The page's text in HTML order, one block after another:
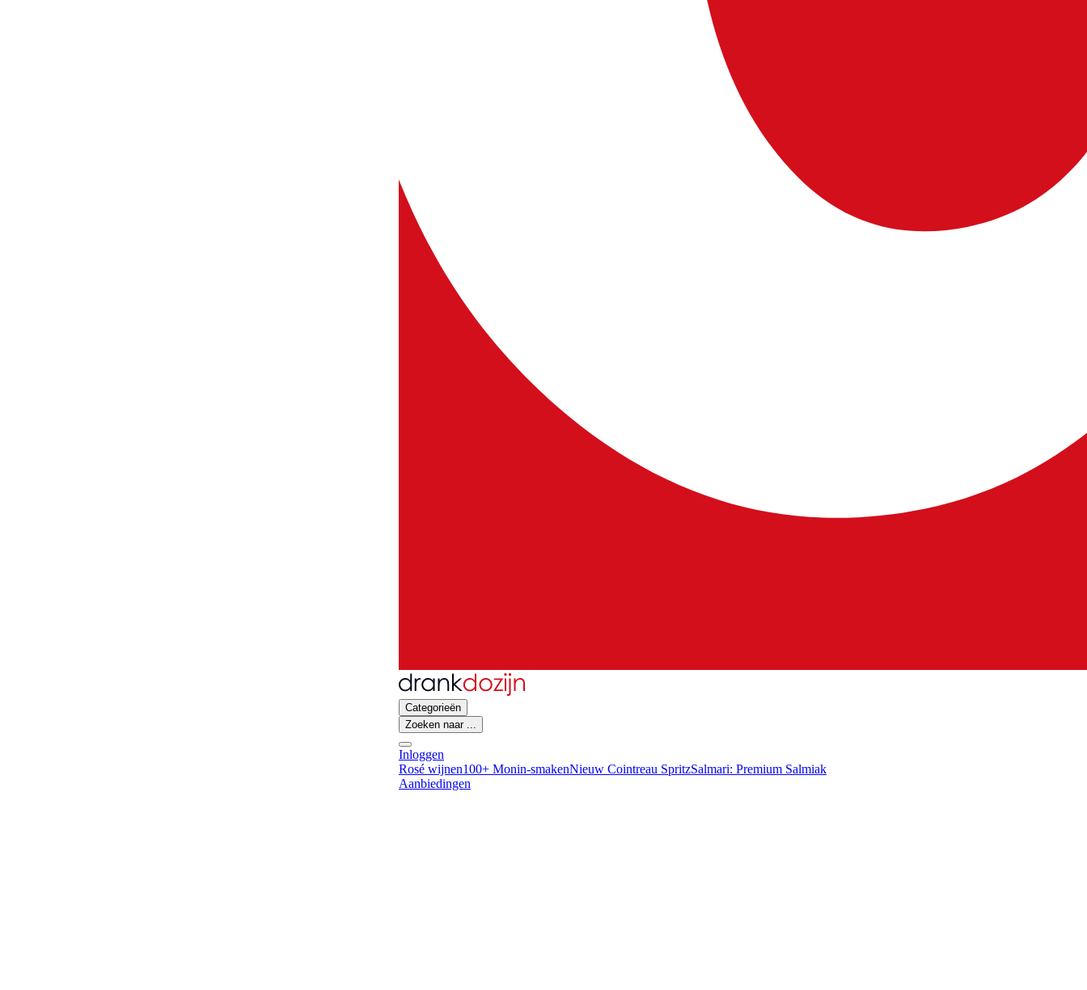
Categorieën
Zoeken naar ...
Inloggen
Rosé wijnen100+ Monin-smakenNieuw Cointreau SpritzSalmari: Premium Salmiak
Aanbiedingen